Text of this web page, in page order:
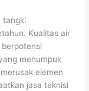
tangki
Kualitas air
menumpuk
elemen
jasa teknisi